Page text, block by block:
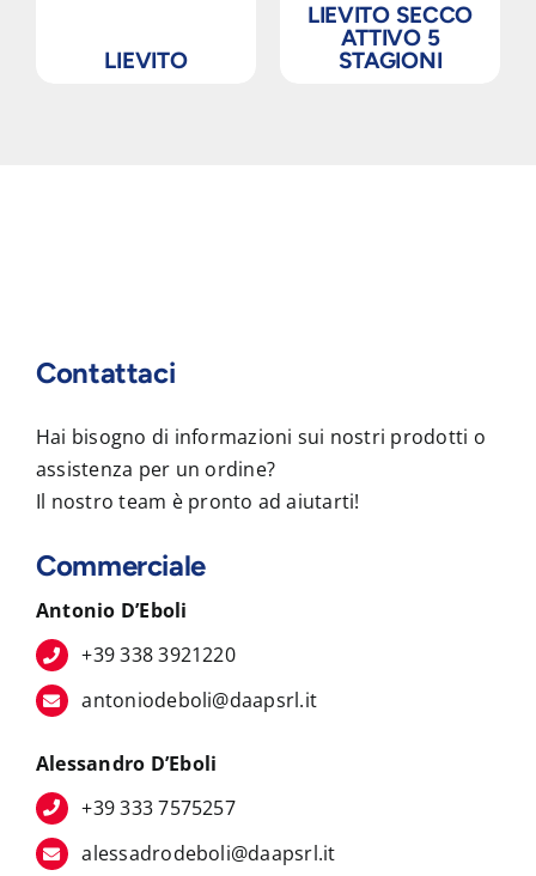
LIEVITO
LIEVITO SECCO
ATTIVO 5
STAGIONI
Contattaci
Hai bisogno di informazioni sui nostri prodotti o
assistenza per un ordine?
Il nostro team è pronto ad aiutarti!
Commerciale
Antonio D’Eboli
+39 338 3921220
antoniodeboli@daapsrl.it
Alessandro D’Eboli
+39 333 7575257
alessadrodeboli@daapsrl.it